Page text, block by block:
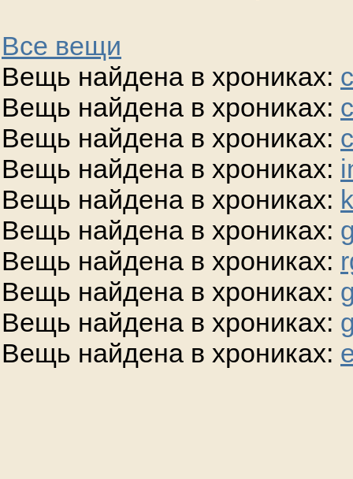
Все вещи
Вещь найдена в хрониках:
Вещь найдена в хрониках:
Вещь найдена в хрониках:
Вещь найдена в хрониках:
Вещь найдена в хрониках:
Вещь найдена в хрониках:
Вещь найдена в хрониках:
Вещь найдена в хрониках:
Вещь найдена в хрониках:
Вещь найдена в хрониках: